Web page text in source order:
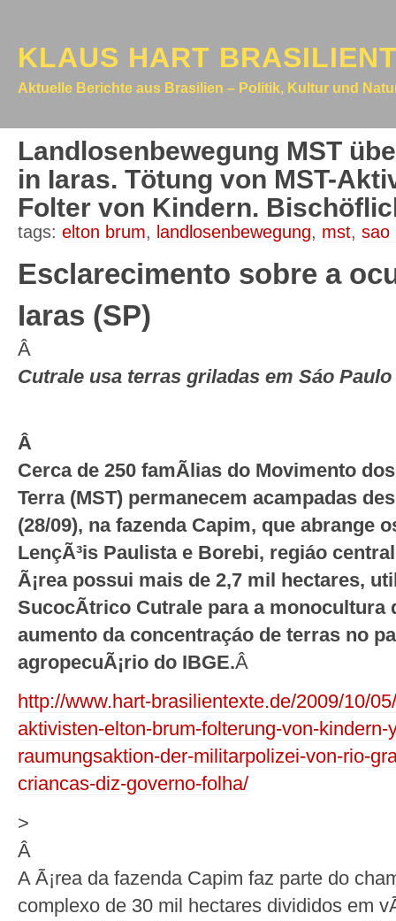
KLAUS HART
Aktuelle Berichte aus Brasilien – Politik, Kultur und
Landlosenbewegung MST
in Iaras. Tötung von MST-
Folter von Kindern.
tags: elton brum, landlosenbewegung, mst, sao
Esclarecimento sobre a
Iaras (SP)
Â
Cutrale usa terras griladas em Sáo Paulo
Â
Cerca de 250 famÃ­lias do Movimento
Terra (MST) permanecem acampadas
(28/09), na fazenda Capim, que abrange
LençÃ³is Paulista e Borebi, regiáo
Ã¡rea possui mais de 2,7 mil hectares,
SucocÃ­trico Cutrale para a monocultura
aumento da concentraçáo de terras no
agropecuÃ¡rio do IBGE.Â
http://www.hart-brasilientexte.de/2009/10/
aktivisten-elton-brum-folterung-von-kindern-
raumungsaktion-der-militarpolizei-von-rio-
criancas-diz-governo-folha/
>
Â
A Ã¡rea da fazenda Capim faz parte do
complexo de 30 mil hectares divididos em